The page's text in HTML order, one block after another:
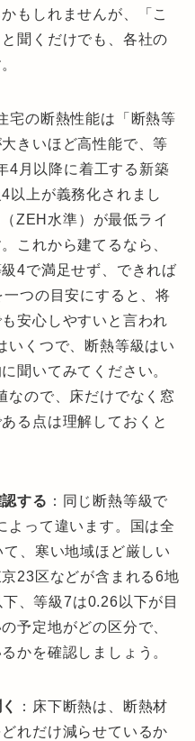
もしれませんが、「こ
聞くだけでも、各社の
宅の断熱性能は「断熱等
きいほど高性能で、等
4月以降に着工する新築
以上が義務化されまし
ZEH水準）が最低ライ
これから建てるなら、
4で満足せず、できれば
つの目安にすると、将
安心しやすいと言われ
いくつで、断熱等級はい
聞いてみてください。
なので、床だけでなく窓
る点は理解しておくと
する ：同じ断熱等級で
よって違います。国は全
、寒い地域ほど厳しい
23区などが含まれる6地
、等級7は0.26以下が目
予定地がどの区分で、
かを確認しましょう。
：床下断熱は、断熱材
れだけ減らせているか